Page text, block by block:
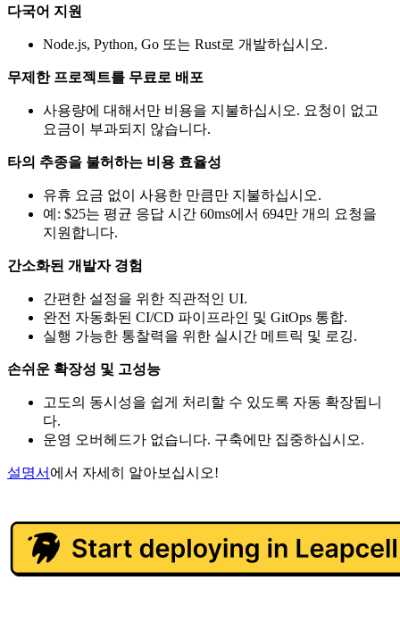
다국어 지원
Node.js, Python, Go 또는 Rust로 개발하십시오.
무제한 프로젝트를 무료로 배포
사용량에 대해서만 비용을 지불하십시오. 요청이 없고
요금이 부과되지 않습니다.
타의 추종을 불허하는 비용 효율성
유휴 요금 없이 사용한 만큼만 지불하십시오.
예: $25는 평균 응답 시간 60ms에서 694만 개의 요청을
지원합니다.
간소화된 개발자 경험
간편한 설정을 위한 직관적인 UI.
완전 자동화된 CI/CD 파이프라인 및 GitOps 통합.
실행 가능한 통찰력을 위한 실시간 메트릭 및 로깅.
손쉬운 확장성 및 고성능
고도의 동시성을 쉽게 처리할 수 있도록 자동 확장됩니
다.
운영 오버헤드가 없습니다. 구축에만 집중하십시오.
설명서 에서 자세히 알아보십시오!